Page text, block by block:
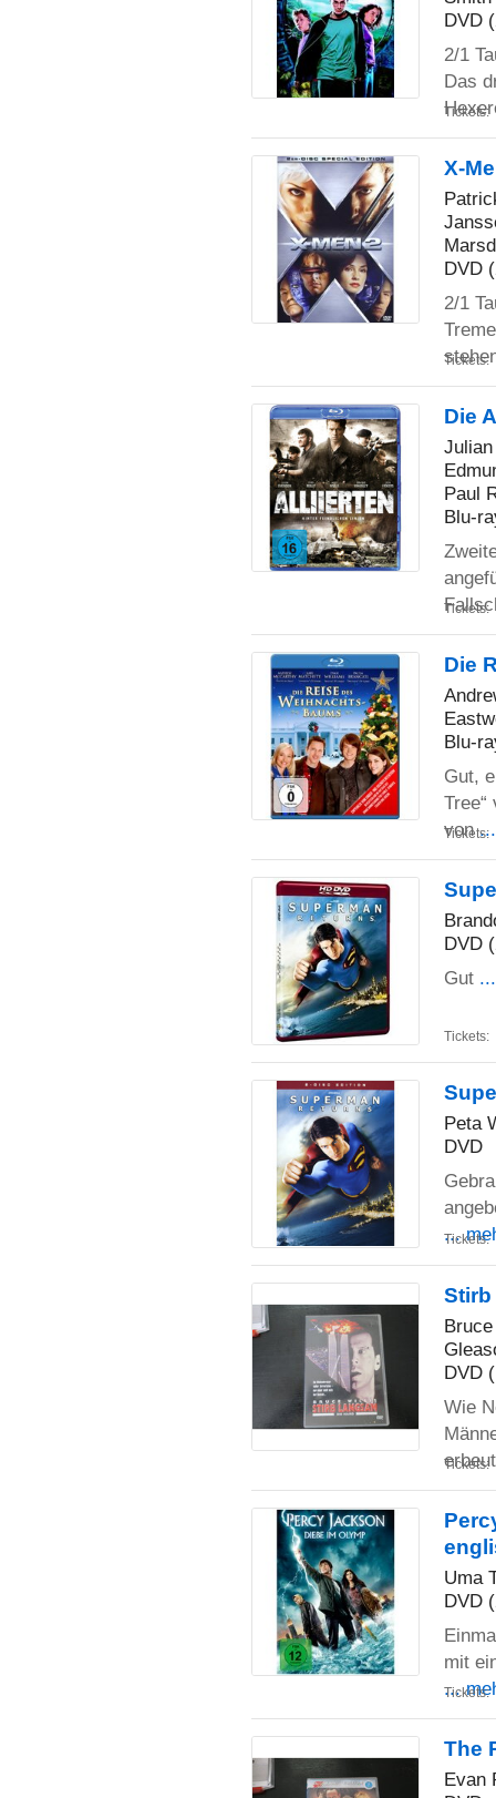
DVD
2/1
Das
Tickets:
X-
DVD
2/1
Tickets:
Die
Paul
Blu-
Tickets:
Die
Blu-
Gut,
von
Tickets:
DVD
Gut
Tickets:
Peta
DVD
...
Tickets:
Stirb
DVD
Wie
Tickets:
Uma
DVD
mit
...
Tickets:
The
Evan